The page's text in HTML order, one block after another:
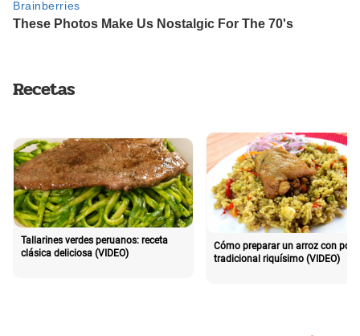
Recetas
Tallarines verdes peruanos: receta
clásica deliciosa (VIDEO)
Cómo preparar un arroz con pollo
tradicional riquísimo (VIDEO)